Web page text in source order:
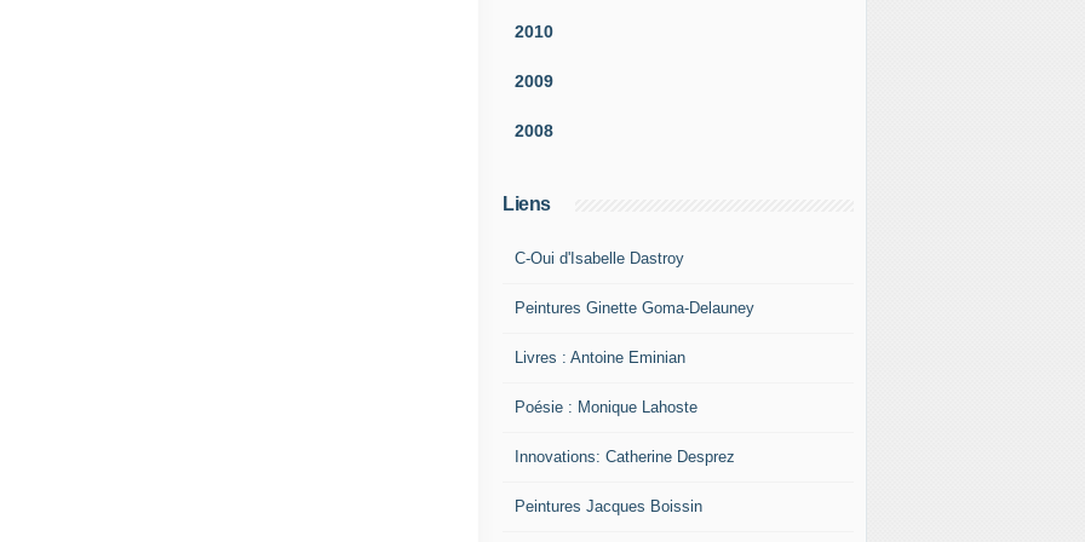
2010
2009
2008
Liens
C-Oui d'Isabelle Dastroy
Peintures Ginette Goma-Delauney
Livres : Antoine Eminian
Poésie : Monique Lahoste
Innovations: Catherine Desprez
Peintures Jacques Boissin